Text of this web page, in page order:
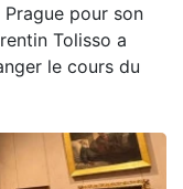
pour son
Tolisso a
le cours du